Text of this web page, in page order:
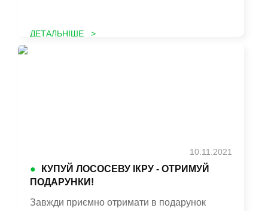
ДЕТАЛЬНІШЕ >
10.11.2021
●
КУПУЙ ЛОСОСЕВУ ІКРУ - ОТРИМУЙ
ПОДАРУНКИ!
Завжди приємно отримати в подарунок